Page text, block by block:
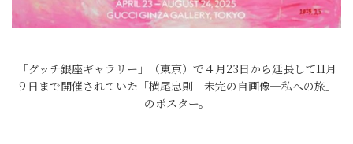
「グッチ銀座ギャラリー」（東京）で４月23日から延長して11月
９日まで開催されていた「横尾忠則 未完の自画像─私への旅」
のポスター。